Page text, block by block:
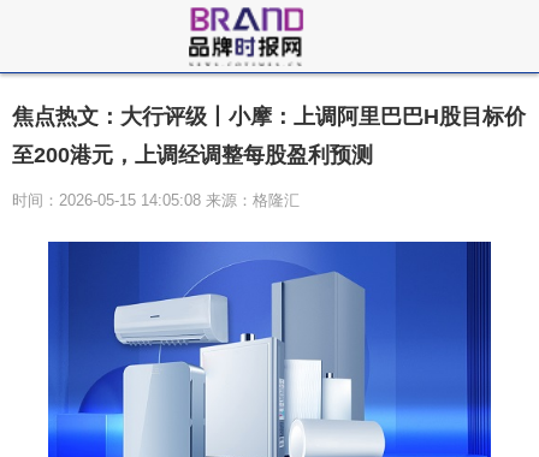
焦点热文：大行评级丨小摩：上调阿里巴巴H股目标价
至200港元，上调经调整每股盈利预测
时间：2026-05-15 14:05:08 来源：格隆汇